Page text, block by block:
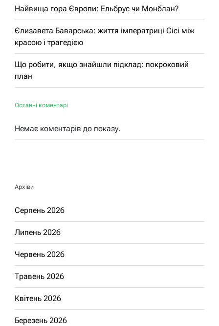
Найвища гора Європи: Ельбрус чи Монблан?
Єлизавета Баварська: життя імператриці Сісі між
красою і трагедією
Що робити, якщо знайшли підклад: покроковий
план
Останні коментарі
Немає коментарів до показу.
Архіви
Серпень 2026
Липень 2026
Червень 2026
Травень 2026
Квітень 2026
Березень 2026